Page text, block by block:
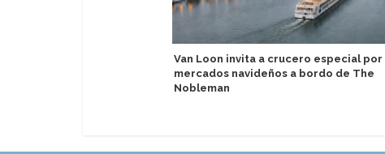
Van Loon invita a crucero especial por
mercados navideños a bordo de The
Nobleman